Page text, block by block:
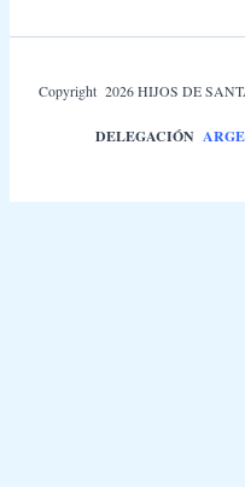
Copyright 2026 HIJOS DE
DELEGACIÓN